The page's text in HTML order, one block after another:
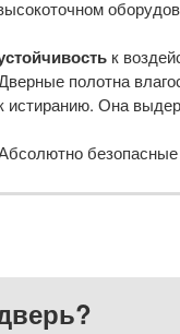
к
полотна
истиранию. Она